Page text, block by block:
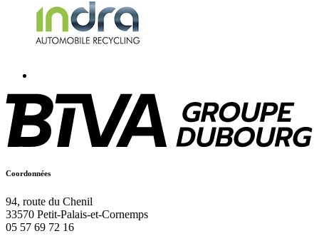
Coordonnées
94, route du Chenil
33570 Petit-Palais-et-Cornemps
05 57 69 72 16